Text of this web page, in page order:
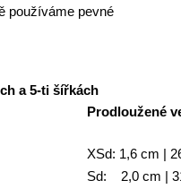
používáme pevné
a 5-ti šířkách
Prodloužené
XSd: 1,6 cm |
Sd: 2,0 cm |